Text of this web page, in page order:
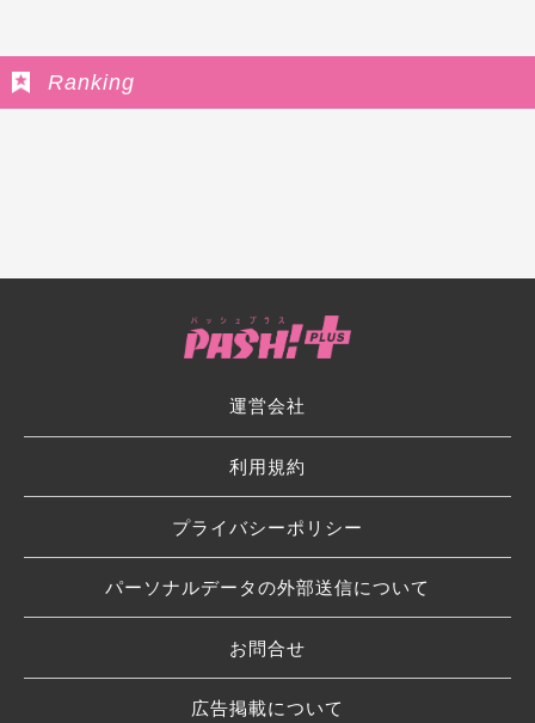
Ranking
運営会社
利用規約
プライバシーポリシー
パーソナルデータの外部送信について
お問合せ
広告掲載について